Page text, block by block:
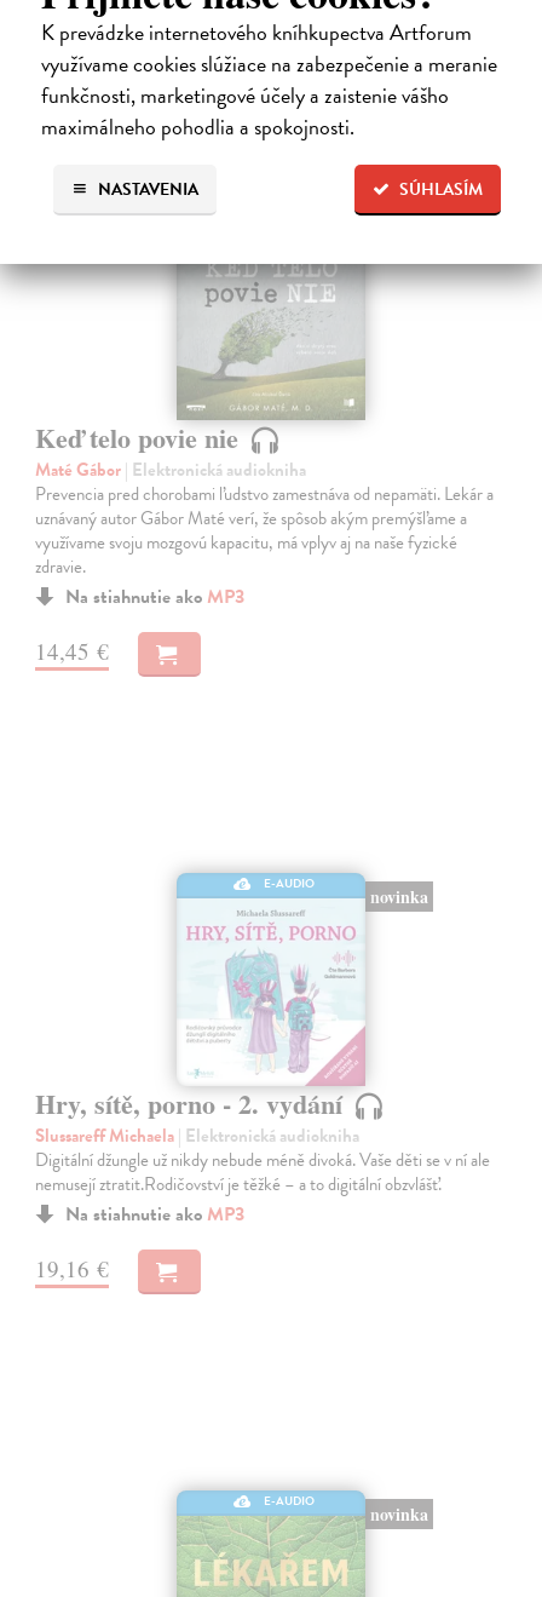
K prevádzke internetového kníhkupectva Artforum
využívame cookies slúžiace na zabezpečenie a meranie
funkčnosti, marketingové účely a zaistenie vášho
maximálneho pohodlia a spokojnosti.
SÚHLASÍM
NASTAVENIA
Keď telo povie nie
Maté Gábor| Elektronická audiokniha
Prevencia pred chorobami ľudstvo zamestnáva od nepamäti. Lekár a
uznávaný autor Gábor Maté verí, že spôsob akým premýšľame a
využívame svoju mozgovú kapacitu, má vplyv aj na naše fyzické
zdravie.
Na stiahnutie ako MP3
14,45 €
E-AUDIO
novinka
Hry, sítě, porno - 2. vydání
Slussareff Michaela| Elektronická audiokniha
Digitální džungle už nikdy nebude méně divoká. Vaše děti se v ní ale
nemusejí ztratit.Rodičovství je těžké – a to digitální obzvlášť.
Na stiahnutie ako MP3
19,16 €
E-AUDIO
novinka